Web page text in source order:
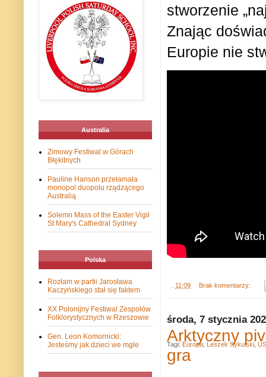
stworzenie
Znając
Europie nie
11:09 Brak komentarzy:
środa, 7 stycznia
Arktyczny
gra
Tagi: Europa Leszek Sykulski
Australia
Zimowy Festiwal w Górach
Błękitnych
Pauline Hanson przełamała
monopol duopolu rządzącego
Australią
Solemn Mass of the Easter Vigil
St Mary's Cathedral Sydney
Polska
Rozłam w partii Jarosława
Kaczyńskiego stał się faktem
XX Polonijny Festiwal Zespołów
Folklorystycznych w Rzeszowie
Gen. Leon Komornicki:
Jesteśmy jak dzieci we mgle